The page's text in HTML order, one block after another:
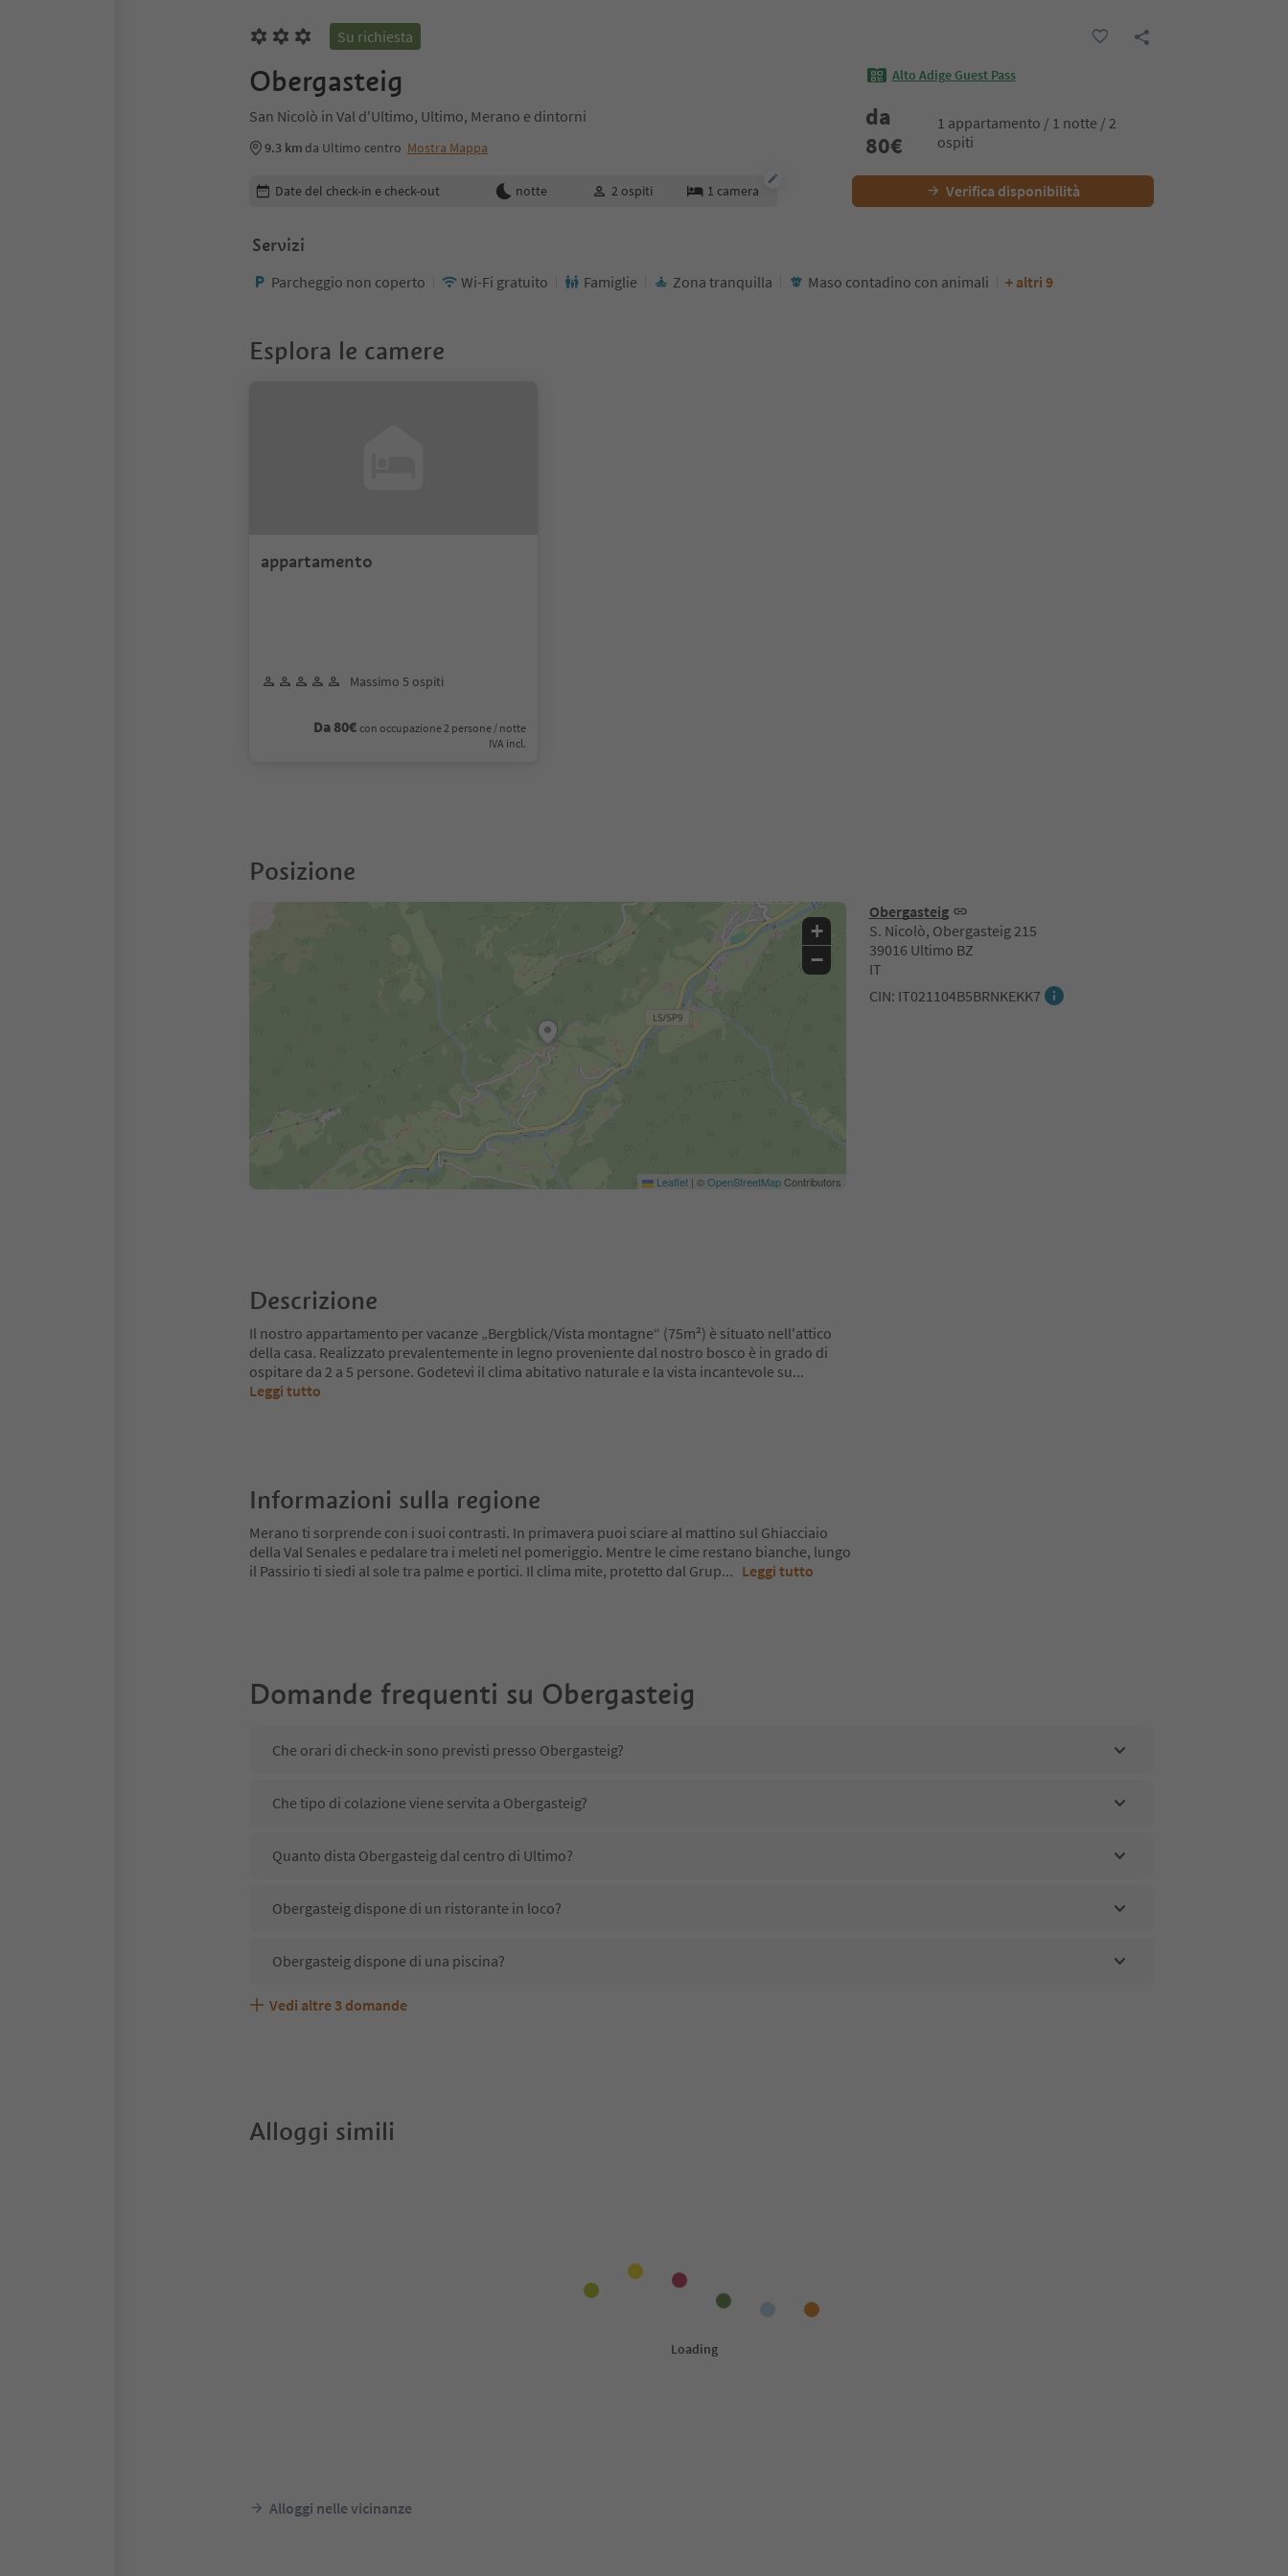
Su richiesta
Obergasteig
San Nicolò in Val d'Ultimo, Ultimo, Merano e dintorni
9.3 km da Ultimo centro Mostra Mappa
Alto Adige Guest Pass
da
80€
1 appartamento / 1 notte / 2
ospiti
Modifica i dettagli della prenotazione
Date del check-in e check-out notte 2 ospiti 1 camera Verifica disponibilità
Servizi
Parcheggio non coperto Wi-Fi gratuito Famiglie Zona tranquilla Maso contadino con animali + altri 9
Esplora le camere
appartamento
Massimo 5 ospiti
Da 80€ con occupazione 2 persone / notte
IVA incl.
Posizione
Obergasteig
S. Nicolò, Obergasteig 215
39016 Ultimo BZ
IT
CIN: IT021104B5BRNKEKK7
+
−
Leaflet | ©OpenStreetMapContributors
Descrizione
Il nostro appartamento per vacanze „Bergblick/Vista montagne“ (75m²) è situato nell'attico
della casa. Realizzato prevalentemente in legno proveniente dal nostro bosco è in grado di
ospitare da 2 a 5 persone. Godetevi il clima abitativo naturale e la vista incantevole su...
Leggi tutto
Informazioni sulla regione
Merano ti sorprende con i suoi contrasti. In primavera puoi sciare al mattino sul Ghiacciaio
della Val Senales e pedalare tra i meleti nel pomeriggio. Mentre le cime restano bianche, lungo
il Passirio ti siedi al sole tra palme e portici. Il clima mite, protetto dal Grup... Leggi tutto
Domande frequenti su Obergasteig
Che orari di check-in sono previsti presso Obergasteig?
Che tipo di colazione viene servita a Obergasteig?
Quanto dista Obergasteig dal centro di Ultimo?
Obergasteig dispone di un ristorante in loco?
Obergasteig dispone di una piscina?
Obergasteig accetta animali domestici?
Quali servizi/attività sono disponibili presso Obergasteig?
Gli ospiti di Obergasteig ricevono l'Alto Adige Guest Pass?
Vedi altre 3 domande
Alloggi simili
Alloggi nelle vicinanze